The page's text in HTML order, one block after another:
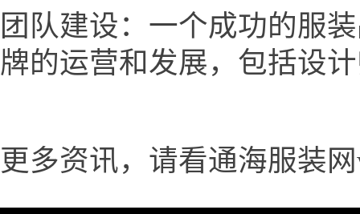
团队建设：一个成功的服
牌的运营和发展，包括设
更多资讯，请看通海服装